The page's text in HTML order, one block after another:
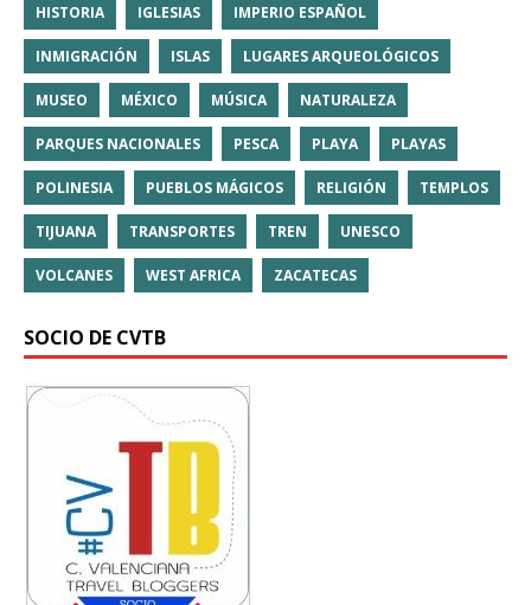
HISTORIA IGLESIAS IMPERIO ESPAÑOL
INMIGRACIÓN ISLAS LUGARES ARQUEOLÓGICOS
MUSEO MÉXICO MÚSICA NATURALEZA
PARQUES NACIONALES PESCA PLAYA PLAYAS
POLINESIA PUEBLOS MÁGICOS RELIGIÓN TEMPLOS
TIJUANA TRANSPORTES TREN UNESCO
VOLCANES WEST AFRICA ZACATECAS
SOCIO DE CVTB